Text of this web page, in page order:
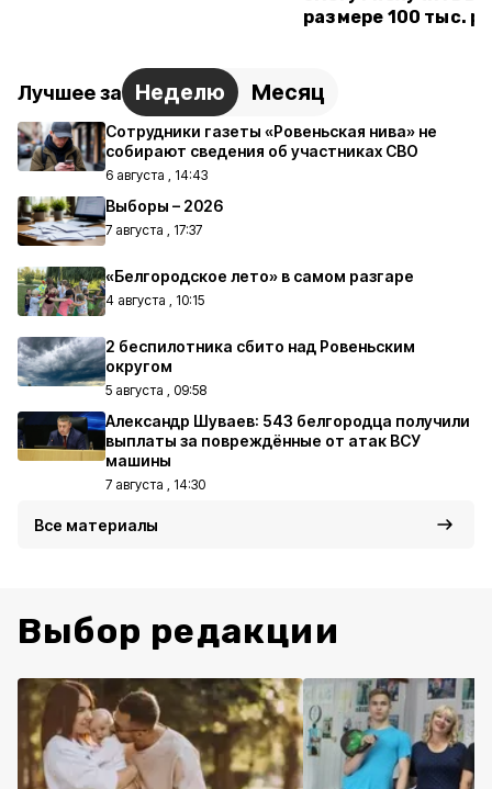
размере 100 тыс.
Лучшее за Неделю Месяц
Сотрудники газеты «Ровеньская нива» не
собирают сведения об участниках СВО
6 августа , 14:43
Выборы – 2026
7 августа , 17:37
«Белгородское лето» в самом разгаре
4 августа , 10:15
2 беспилотника сбито над Ровеньским
округом
5 августа , 09:58
Александр Шуваев: 543 белгородца получили
выплаты за повреждённые от атак ВСУ
машины
7 августа , 14:30
Все материалы
Выбор редакции